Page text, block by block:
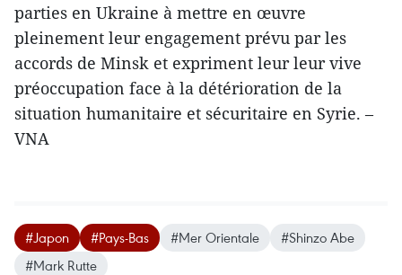
parties en Ukraine à mettre en œuvre
pleinement leur engagement prévu par les
accords de Minsk et expriment leur leur vive
préoccupation face à la détérioration de la
situation humanitaire et sécuritaire en Syrie. –
VNA
#Japon #Pays-Bas #Mer Orientale
#Shinzo Abe
#Mark Rutte